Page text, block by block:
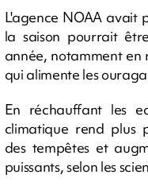
L'agence NOAA avait
la saison pourrait
année, notamment en
qui alimente les
En réchauffant les
climatique rend plus
des tempêtes et
puissants, selon les